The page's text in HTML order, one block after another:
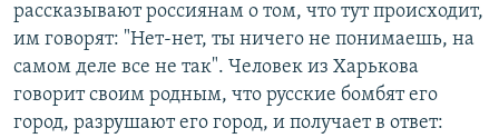
рассказывают россиянам о том, что тут происходит,
им говорят: "Нет-нет, ты ничего не понимаешь, на
самом деле все не так". Человек из Харькова
говорит своим родным, что русские бомбят его
город, разрушают его город, и получает в ответ: